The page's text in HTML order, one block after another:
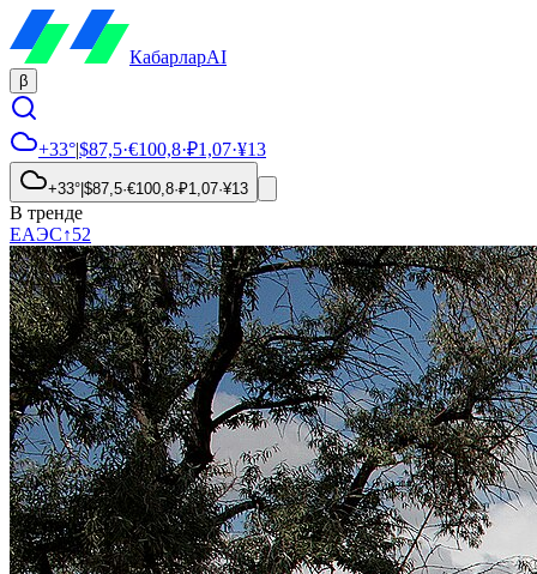
КабарларAI
β
+33°|$87,5·€100,8·₽1,07·¥13
+33° $87,5·€100,8·₽1,07·¥13
В тренде
ЕАЭС↑52